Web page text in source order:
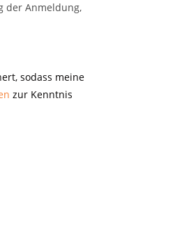
der Anmeldung,
sodass meine
zur Kenntnis